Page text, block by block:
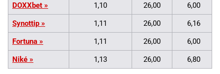
DOXXbet » 1,10 26,00 6,00
Synottip » 1,11 26,00 6,16
Fortuna » 1,11 26,00 6,00
Niké » 1,13 26,00 6,80